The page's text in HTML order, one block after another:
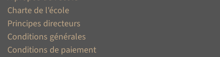
Charte de l'école
Principes directeurs
Conditions générales
Conditions de paiement